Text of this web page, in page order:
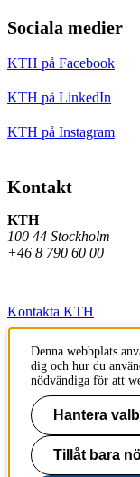
Sociala medier
KTH på Facebook
KTH på LinkedIn
KTH på Instagram
Kontakt
KTH
100 44 Stockholm
+46 8 790 60 00
Kontakta KTH
Jobba på KTH
Press och media
Faktura och betalning
Om KTH:s
Denna webbplats
dig och hur du
nödvändiga för att
Hantera
Tillåt bara